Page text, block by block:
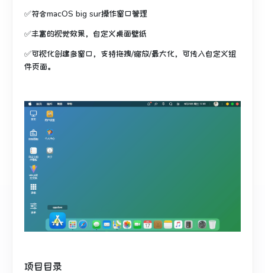
✅符合macOS big sur操作窗口管理
✅丰富的视觉效果，自定义桌面壁纸
✅可视化创建多窗口，支持拖拽/缩放/最大化，可传入自定义组
件页面。
项目目录